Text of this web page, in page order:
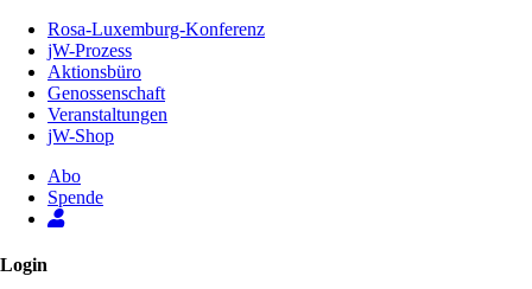
Inhalt
Seite
Rosa-Luxemburg-Konferenz
jW-Prozess
Aktionsbüro
Genossenschaft
Veranstaltungen
jW-Shop
Abo
Spende
Login